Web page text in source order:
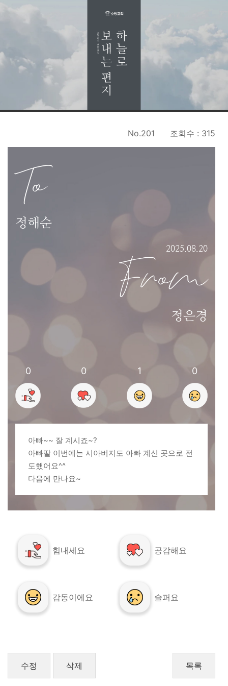
No.201 조회수 : 315
To
정해순
2025.08.20
From
정은경
0 0 1 0
아빠~~ 잘 계시죠~?
아빠딸 이번에는 시아버지도 아빠 계신 곳으로 전
도했어요^^
다음에 만나요~
힘내세요 공감해요
감동이에요 슬퍼요
수정 삭제 목록